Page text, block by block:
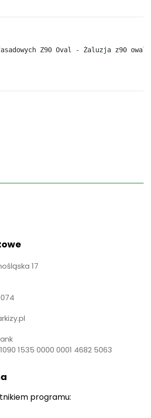
Z90 Oval - Żaluzja z90 owal
17
1535 0000 0001 4682 5063
programu: